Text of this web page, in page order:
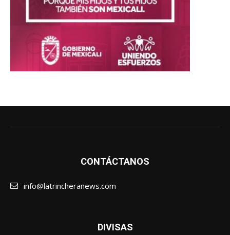
CONTÁCTANOS
info@latrincheranews.com
DIVISAS